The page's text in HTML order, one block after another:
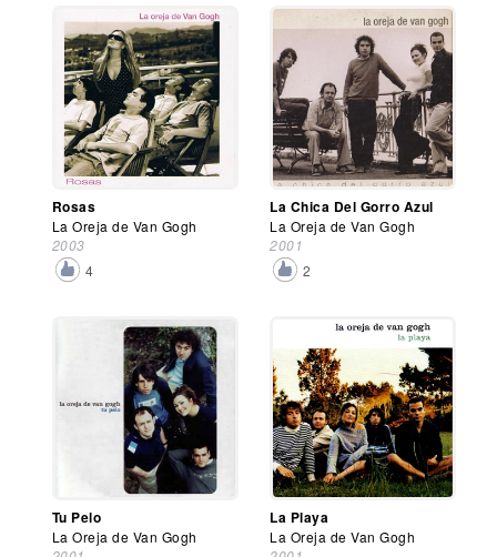
Rosas
La Oreja de Van Gogh
2003
4
La Chica Del Gorro Azul
La Oreja de Van Gogh
2001
2
Tu Pelo
La Oreja de Van Gogh
La Playa
La Oreja de Van Gogh